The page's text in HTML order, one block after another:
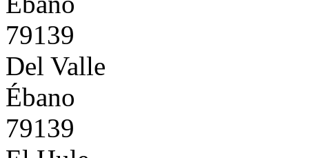
79139
Del Valle
Ébano
79139